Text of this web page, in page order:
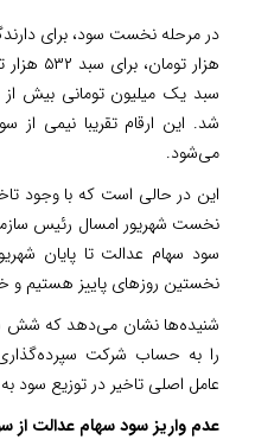
می‌شود.
این در حالی است که با وجود
نخست شهریور امسال رئیس
نخستین روزهای پاییز هستیم
شنیده‌ها نشان می‌دهد که شش
را به حساب شرکت سپرده‌گذاری
عامل اصلی تاخیر در توزیع سود
عدم واریز سود سهام عدالت